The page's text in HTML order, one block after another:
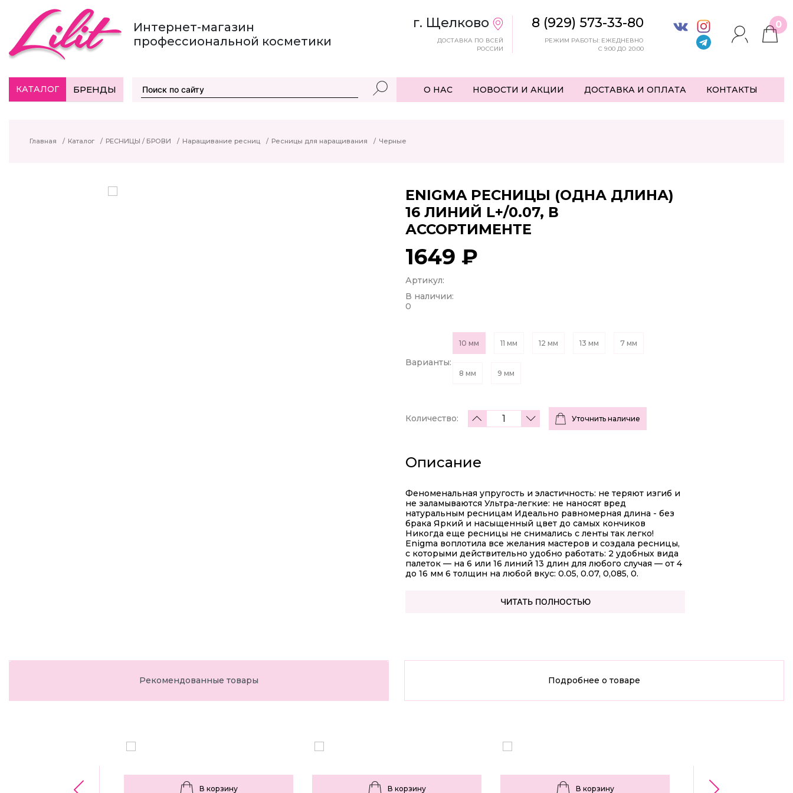
Интернет-магазин
профессиональной косметики
г. Щелково
ДОСТАВКА ПО ВСЕЙ
РОССИИ
8 (929) 573-33-80
РЕЖИМ РАБОТЫ: ЕЖЕДНЕВНО
С 9:00 ДО 20:00
0
КАТАЛОГ БРЕНДЫ О НАС НОВОСТИ И АКЦИИ ДОСТАВКА И ОПЛАТА КОНТАКТЫ
Главная / Каталог / РЕСНИЦЫ / БРОВИ / Наращивание ресниц / Ресницы для наращивания / Черные
ENIGMA РЕСНИЦЫ (ОДНА ДЛИНА)
16 ЛИНИЙ L+/0.07, В
АССОРТИМЕНТЕ
1649 ₽
Артикул:
В наличии:
0
Варианты:
10 мм 11 мм 12 мм 13 мм 7 мм
8 мм 9 мм
Количество: Уточнить наличие
Описание
Феноменальная упругость и эластичность: не теряют изгиб и
не заламываются Ультра-легкие: не наносят вред
натуральным ресницам Идеально равномерная длина - без
брака Яркий и насыщенный цвет до самых кончиков
Никогда еще ресницы не снимались с ленты так легко!
Enigma воплотила все желания мастеров и создала ресницы,
с которыми действительно удобно работать: 2 удобных вида
палеток — на 6 или 16 линий 13 длин для любого случая — от 4
до 16 мм 6 толщин на любой вкус: 0.05, 0.07, 0,085, 0.
ЧИТАТЬ ПОЛНОСТЬЮ
Рекомендованные товары Подробнее о товаре
В корзину В корзину В корзину